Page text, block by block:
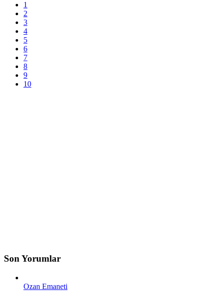
1
2
3
4
5
6
7
8
9
10
Son Yorumlar
Ozan Emaneti